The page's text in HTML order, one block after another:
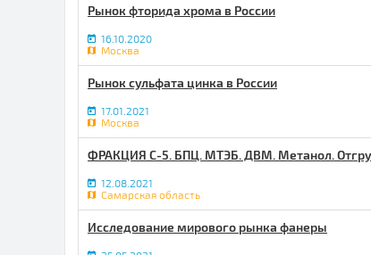
Рынок фторида хрома в России
16.10.2020
Москва
Рынок сульфата цинка в России
17.01.2021
Москва
ФРАКЦИЯ С-5. БПЦ. МТЭБ. ДВМ. Метанол.
12.08.2021
Самарская область
Исследование мирового рынка фанеры